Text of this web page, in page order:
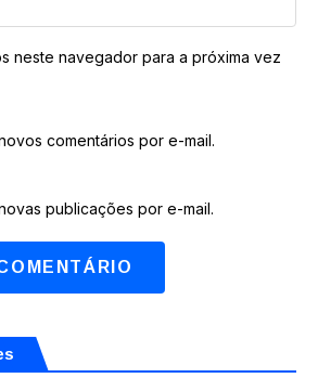
neste navegador para a próxima vez
comentários por e-mail.
publicações por e-mail.